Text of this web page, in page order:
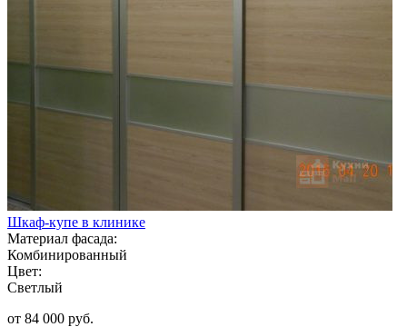
Шкаф-купе в клинике
Материал фасада:
Комбинированный
Цвет:
Светлый
от 84 000 руб.